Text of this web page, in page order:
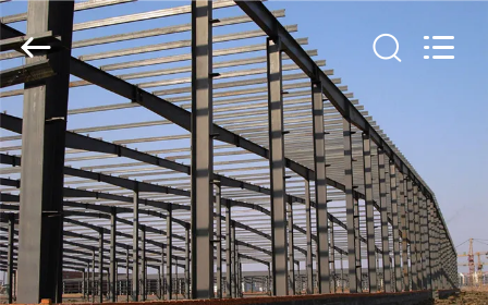
घर
उत्पाद
वीडियो
Qingdao
KaFa
Fabrication
Co.,
Ltd..
All
Rights
Reserved.